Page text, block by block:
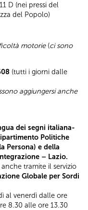
D (nei pressi del
del Popolo)
motorie(ci sono
(tutti i giorni dalle
aggiungersi anche
dei segni italiana-
Politiche
Persona) e della
– Lazio.
tramite il servizio
Globale per Sordi
al venerdì dalle ore
8.30 alle ore 13.30